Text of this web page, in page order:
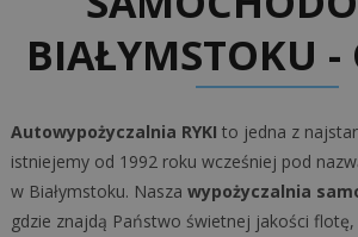
BIAŁYMSTOKU -
Autowypożyczalnia RYKI to jedna z
istniejemy od 1992 roku wcześniej pod
w Białymstoku. Nasza wypożyczalnia
gdzie znajdą Państwo świetnej jakości